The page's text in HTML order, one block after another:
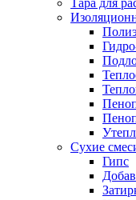
Тара для
Сухие
Гипс